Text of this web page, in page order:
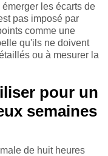
les écarts de
pas imposé par
comme une
qu'ils ne doivent
ou à mesurer la
pour un
semaines
de huit heures